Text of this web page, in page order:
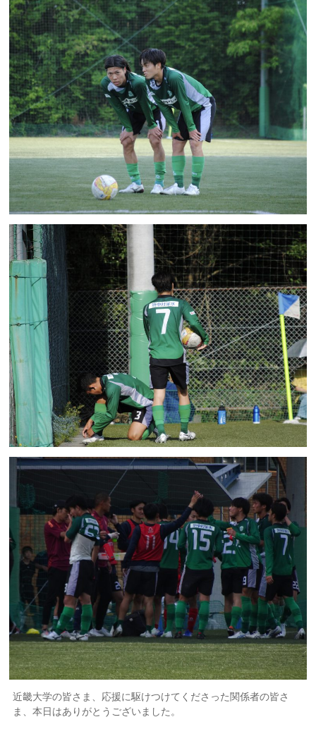
近畿大学の皆さま、応援に駆けつけてくださった関係者の皆さ
ま、本日はありがとうございました。